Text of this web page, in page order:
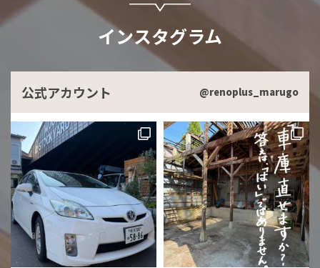
インスタグラム
公式アカウント @renoplus_marugo